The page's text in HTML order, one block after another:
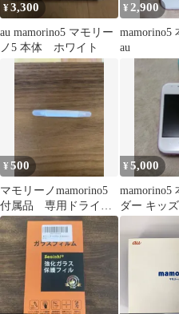
¥3,300
au mamorino5 マモリー
ノ5 本体 ホワイト
¥2,900
mamorino5
au
¥500
マモリーノmamorino5
付属品 専用ドライバ
ー
¥5,000
mamorino5
ダー キッ